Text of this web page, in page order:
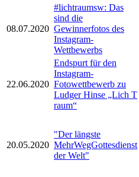
08.07.2020
#lichtraumsw: Das
sind die
Gewinnerfotos des
Instagram-
Wettbewerbs
22.06.2020
Endspurt für den
Instagram-
Fotowettbewerb zu
Ludger Hinse „Lich T
raum“
20.05.2020
"Der längste
MehrWegGottesdienst
der Welt"